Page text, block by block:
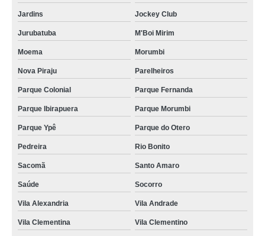
Jardins Jockey Club
Jurubatuba M'Boi Mirim
Moema Morumbi
Nova Piraju Parelheiros
Parque Colonial Parque Fernanda
Parque Ibirapuera Parque Morumbi
Parque Ypê Parque do Otero
Pedreira Rio Bonito
Sacomã Santo Amaro
Saúde Socorro
Vila Alexandria Vila Andrade
Vila Clementina Vila Clementino